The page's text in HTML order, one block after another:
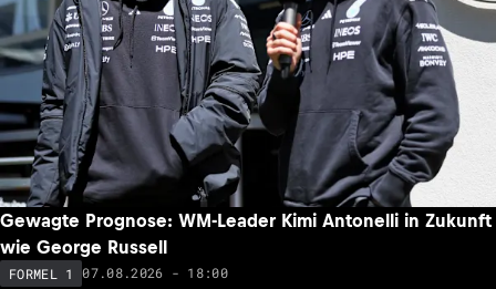
Gewagte Prognose: WM-Leader Kimi Antonelli in Zukunft
wie George Russell
FORMEL 1 07.08.2026 - 18:00